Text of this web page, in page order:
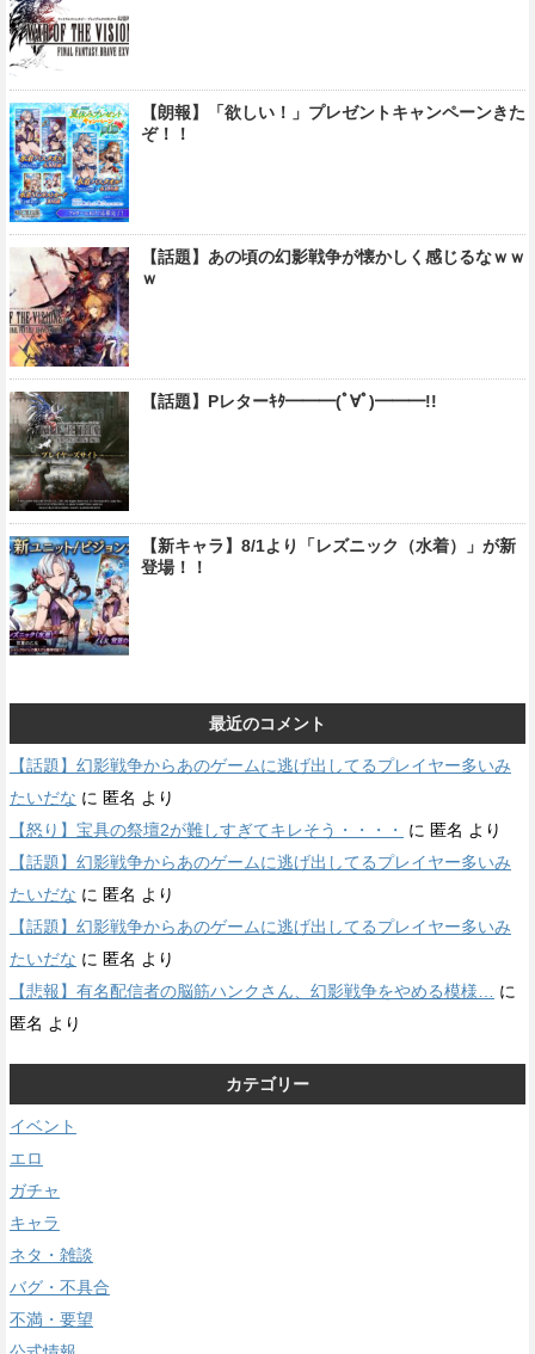
【朗報】「欲しい！」プレゼントキャンペーンきた
ぞ！！
【話題】あの頃の幻影戦争が懐かしく感じるなｗｗ
ｗ
【話題】Pレターｷﾀ━━━(ﾟ∀ﾟ)━━━!!
【新キャラ】8/1より「レズニック（水着）」が新
登場！！
最近のコメント
【話題】幻影戦争からあのゲームに逃げ出してるプレイヤー多いみ
たいだな に 匿名 より
【怒り】宝具の祭壇2が難しすぎてキレそう・・・・
に 匿名 より
【話題】幻影戦争からあのゲームに逃げ出してるプレイヤー多いみ
たいだな に 匿名 より
【話題】幻影戦争からあのゲームに逃げ出してるプレイヤー多いみ
たいだな に 匿名 より
【悲報】有名配信者の脳筋ハンクさん、幻影戦争をやめる模様…
に
匿名 より
カテゴリー
イベント
エロ
ガチャ
キャラ
ネタ・雑談
バグ・不具合
不満・要望